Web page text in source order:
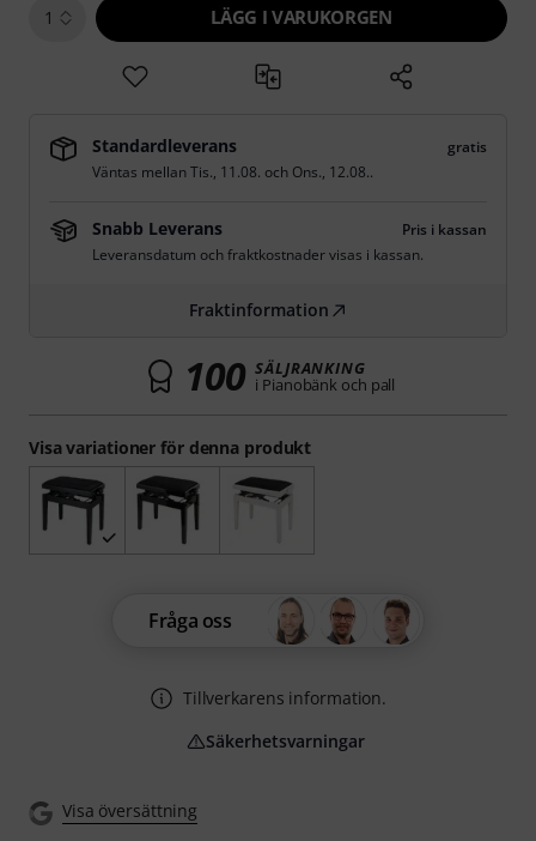
Visa översättning
Visa variationer för denna produkt
1 LÄGG I VARUKORGEN
Standardleverans
gratis
Väntas mellanTis., 11.08. och Ons., 12.08..
Snabb Leverans
Pris i kassan
Leveransdatum och fraktkostnader visas i kassan.
Fraktinformation
100 SÄLJRANKING
i Pianobänk och pall
Fråga oss
Tillverkarens information.
Säkerhetsvarningar